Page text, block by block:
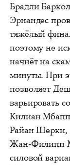
Брадли
Эрнандес
тяжёлый
поэтому не
начнёт на
минуты. При
позволяет
варьировать
Килиан
Райан Шерки,
Жан-Филипп
силовой